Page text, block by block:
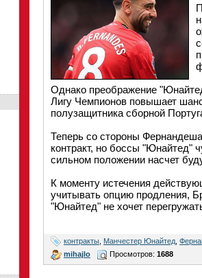
Однако преображение
Лигу Чемпионов повышает
полузащитника сборной
Теперь со стороны
контракт, но боссы "Юнайтед"
сильном положении насчет
К моменту истечения
учитывать опцию продления,
"Юнайтед" не хочет
контракты Манчестер Юнайтед
mihajlo
Просмотров: 1688